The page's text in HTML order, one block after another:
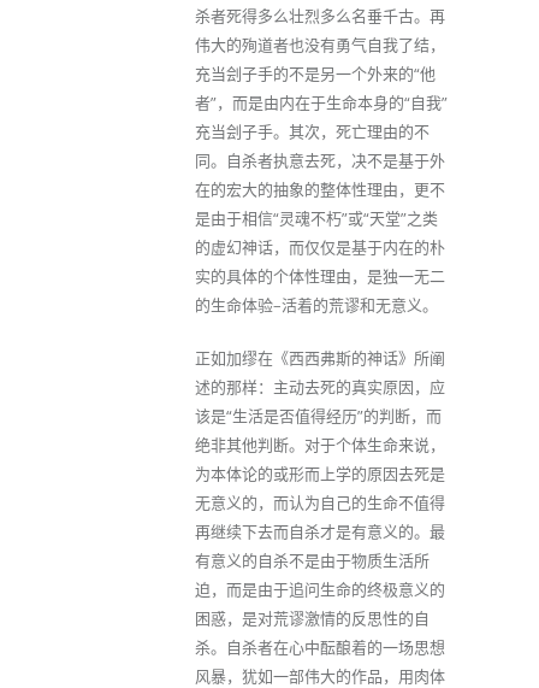
杀者死得多么壮烈多么名垂千古。再
伟大的殉道者也没有勇气自我了结，
充当刽子手的不是另一个外来的“他
者”，而是由内在于生命本身的“自我”
充当刽子手。其次，死亡理由的不
同。自杀者执意去死，决不是基于外
在的宏大的抽象的整体性理由，更不
是由于相信“灵魂不朽”或“天堂”之类
的虚幻神话，而仅仅是基于内在的朴
实的具体的个体性理由，是独一无二
的生命体验–活着的荒谬和无意义。
正如加缪在《西西弗斯的神话》所阐
述的那样：主动去死的真实原因，应
该是“生活是否值得经历”的判断，而
绝非其他判断。对于个体生命来说，
为本体论的或形而上学的原因去死是
无意义的，而认为自己的生命不值得
再继续下去而自杀才是有意义的。最
有意义的自杀不是由于物质生活所
迫，而是由于追问生命的终极意义的
困惑，是对荒谬激情的反思性的自
杀。自杀者在心中酝酿着的一场思想
风暴，犹如一部伟大的作品，用肉体